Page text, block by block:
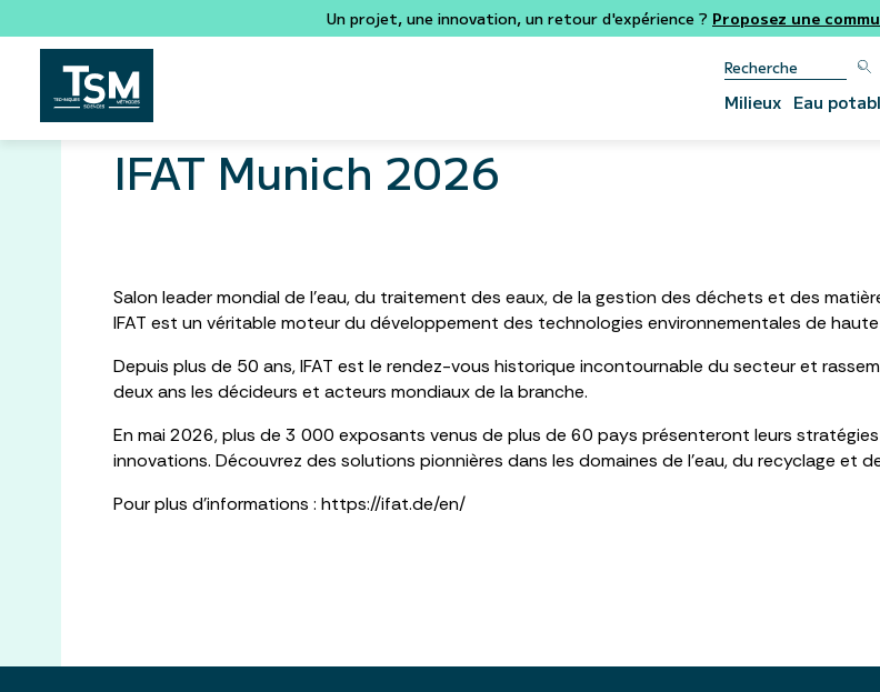
Un projet, une innovation, un retour d'expérience ? Proposez une
Milieux Eau
IFAT Munich 2026
Salon leader mondial de l’eau, du traitement des eaux, de la gestion des déchets et des
IFAT est un véritable moteur du développement des technologies environnementales de
Depuis plus de 50 ans, IFAT est le rendez-vous historique incontournable du secteur et
deux ans les décideurs et acteurs mondiaux de la branche.
En mai 2026, plus de 3 000 exposants venus de plus de 60 pays présenteront leurs
innovations. Découvrez des solutions pionnières dans les domaines de l’eau, du recyclage et
Pour plus d’informations : https://ifat.de/en/